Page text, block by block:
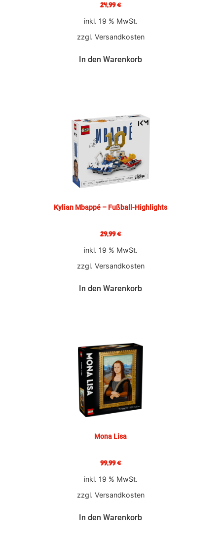
24,99€
inkl. 19 % MwSt.
zzgl. Versandkosten
In den Warenkorb
Kylian Mbappé – Fußball-Highlights
29,99€
inkl. 19 % MwSt.
zzgl. Versandkosten
In den Warenkorb
Mona Lisa
99,99€
inkl. 19 % MwSt.
zzgl. Versandkosten
In den Warenkorb